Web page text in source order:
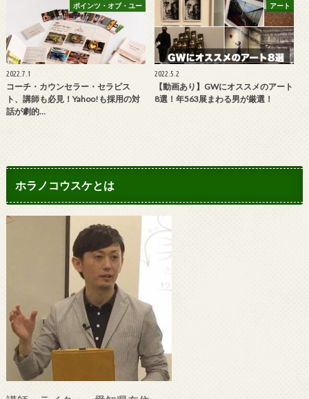
ポインツ・オブ・ユー
2022.7.1
コーチ・カウンセラー・セラピス
ト、講師も必見！Yahoo!も採用の対
話が劇的…
アート
2022.5.2
【動画あり】GWにオススメのアート
8選！年563展まわる男が厳選！
ホラノコウスケとは